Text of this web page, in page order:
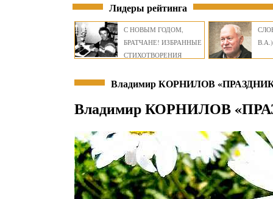
Лидеры рейтинга
С НОВЫМ ГОДОМ,
БРАТЧАНЕ! ИЗБРАННЫЕ
СТИХОТВОРЕНИЯ
В.А.)
Владимир КОРНИЛОВ
Владимир КОРНИЛОВ